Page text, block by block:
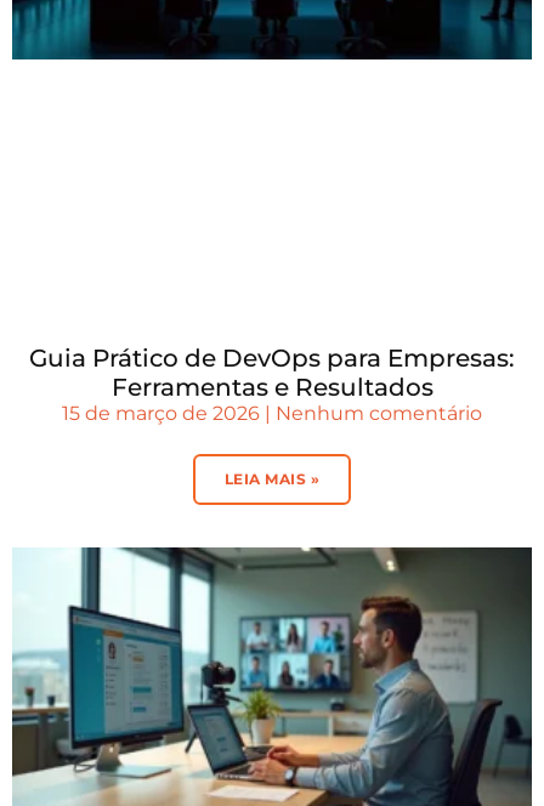
Guia Prático de DevOps para Empresas:
Ferramentas e Resultados
15 de março de 2026 Nenhum comentário
LEIA MAIS »